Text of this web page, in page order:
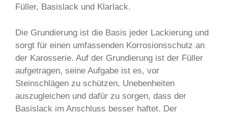
Füller, Basislack und Klarlack.
Die Grundierung ist die Basis jeder Lackierung und
sorgt für einen umfassenden Korrosionsschutz an
der Karosserie. Auf der Grundierung ist der Füller
aufgetragen, seine Aufgabe ist es, vor
Steinschlägen zu schützen, Unebenheiten
auszugleichen und dafür zu sorgen, dass der
Basislack im Anschluss besser haftet. Der